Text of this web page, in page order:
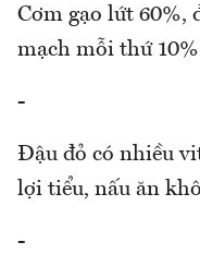
Cơm gạo lứt 60%,
mạch mỗi thứ
-
Đậu đỏ có nhiều
lợi tiểu, nấu ăn
-